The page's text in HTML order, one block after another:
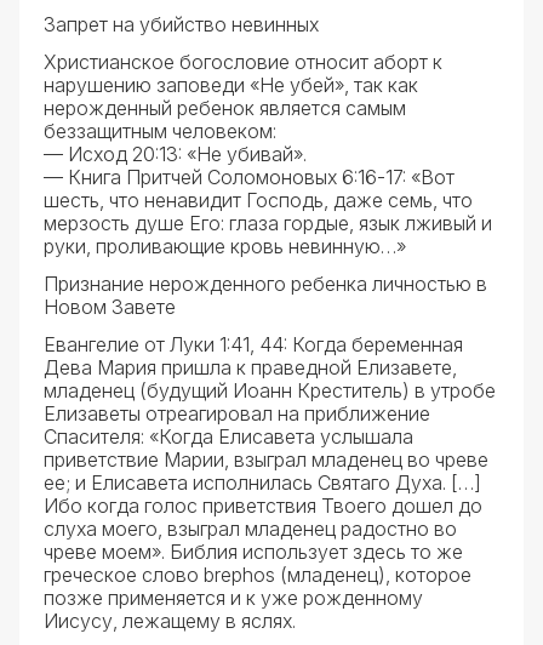
Запрет на убийство невинных
Христианское богословие относит аборт к
нарушению заповеди «Не убей», так как
нерожденный ребенок является самым
беззащитным человеком:
— Исход 20:13: «Не убивай».
— Книга Притчей Соломоновых 6:16-17: «Вот
шесть, что ненавидит Господь, даже семь, что
мерзость душе Его: глаза гордые, язык лживый и
руки, проливающие кровь невинную…»
Признание нерожденного ребенка личностью в
Новом Завете
Евангелие от Луки 1:41, 44: Когда беременная
Дева Мария пришла к праведной Елизавете,
младенец (будущий Иоанн Креститель) в утробе
Елизаветы отреагировал на приближение
Спасителя: «Когда Елисавета услышала
приветствие Марии, взыграл младенец во чреве
ее; и Елисавета исполнилась Святаго Духа. […]
Ибо когда голос приветствия Твоего дошел до
слуха моего, взыграл младенец радостно во
чреве моем». Библия использует здесь то же
греческое слово brephos (младенец), которое
позже применяется и к уже рожденному
Иисусу, лежащему в яслях.